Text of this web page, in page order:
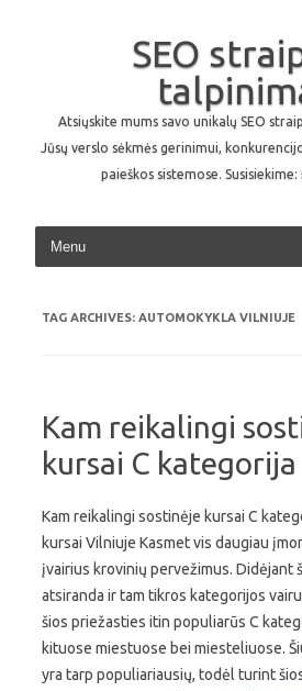
SEO
Atsiųskite mums savo unikalų SEO
Jūsų verslo sėkmės gerinimui,
paieškos sistemose.
Skip to
TAG ARCHIVES: AUTOMOKYKLA VILNIUJE
Kam reikalingi
kursai C kategorija
Kam reikalingi sostinėje kursai C
kursai Vilniuje Kasmet vis daugiau
įvairius krovinių pervežimus. Didėjant
atsiranda ir tam tikros kategorijos
šios priežasties itin populiarūs C
kituose miestuose bei miesteliuose.
yra tarp populiariausių, todėl turint